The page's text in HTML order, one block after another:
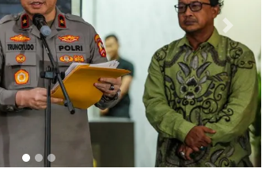
Next